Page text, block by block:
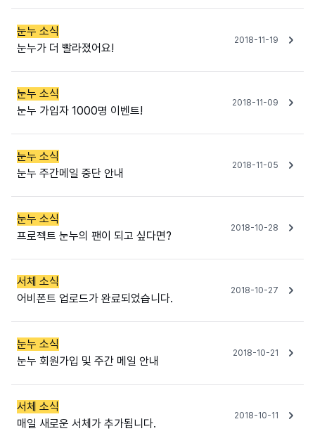
눈누 소식
눈누가 더 빨라졌어요!
2018-11-19
눈누 소식
눈누 가입자 1000명 이벤트!
2018-11-09
눈누 소식
눈누 주간메일 중단 안내
2018-11-05
눈누 소식
프로젝트 눈누의 팬이 되고 싶다면?
2018-10-28
서체 소식
어비폰트 업로드가 완료되었습니다.
2018-10-27
눈누 소식
눈누 회원가입 및 주간 메일 안내
2018-10-21
서체 소식
매일 새로운 서체가 추가됩니다.
2018-10-11